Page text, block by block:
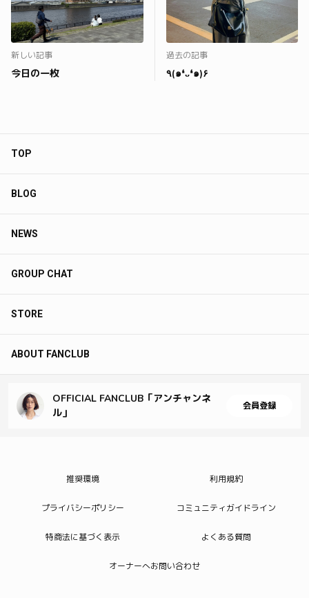
新しい記事
今日の一枚
過去の記事
٩(๑❛ᴗ❛๑)۶
TOP
BLOG
NEWS
GROUP CHAT
STORE
ABOUT FANCLUB
OFFICIAL FANCLUB「アンチャンネ
ル」
会員登録
推奨環境 利用規約
プライバシーポリシー コミュニティガイドライン
特商法に基づく表示 よくある質問
オーナーへお問い合わせ